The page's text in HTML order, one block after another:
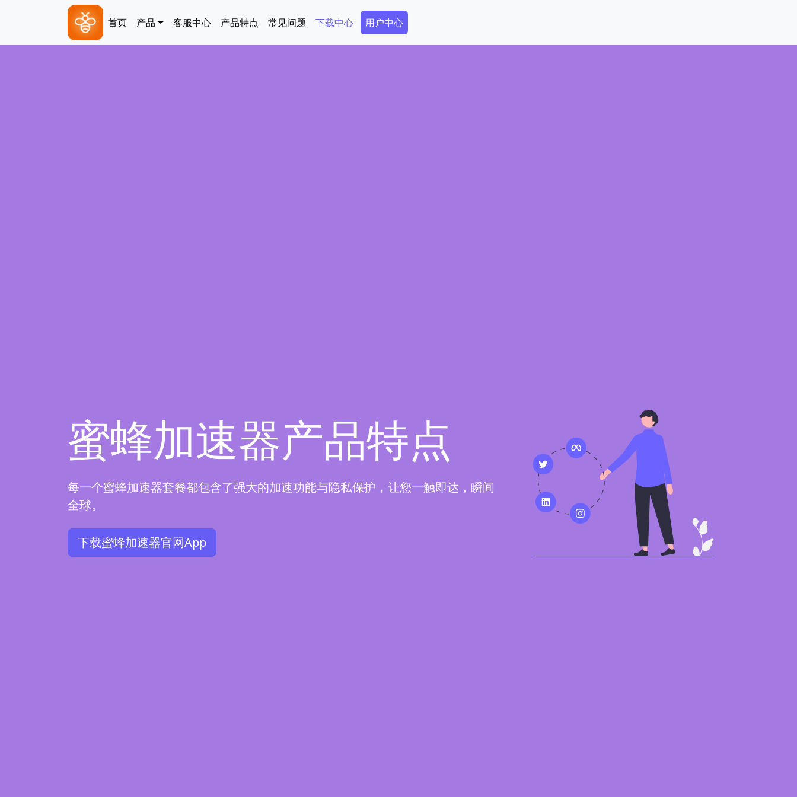
Main navigation
首页 产品 客服中心 产品特点 常见问题 下载中心 Secondary Menu
用户中心
蜜蜂加速器产品特点
每一个蜜蜂加速器套餐都包含了强大的加速功能与隐私保护，让您一触即达，瞬间
全球。
下载蜜蜂加速器官网App